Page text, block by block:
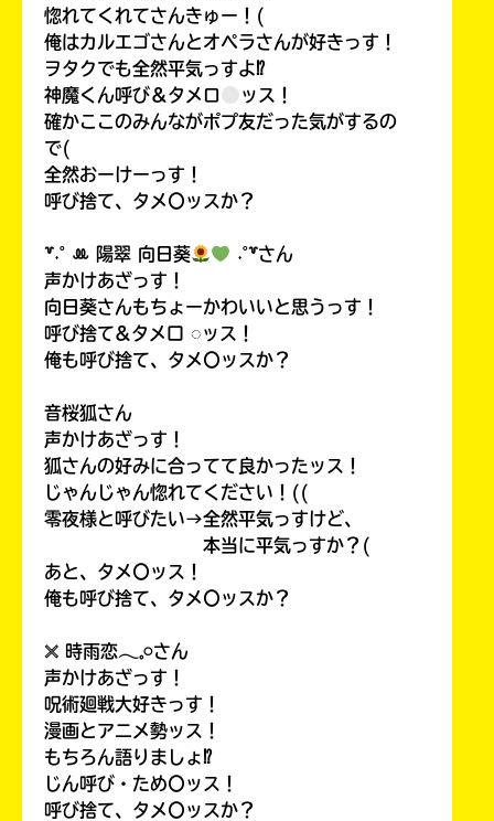
惚れてくれてさんきゅー！(
俺はカルエゴさんとオペラさんが好きっす！
ヲタクでも全然平気っすよ⁉
神魔くん呼び＆タメロ
ッス！
確かここのみんながポプ友だった気がするの
で(
全然おーけーっす！
呼び捨て、タメ〇ッスか？
꒷˖˚ ꔛ‬ 陽翠 向日葵
˖˚꒷さん
声かけあざっす！
向日葵さんもちょーかわいいと思うっす！
呼び捨て&タメ口 ◌ッス！
俺も呼び捨て、タメ〇ッスか？
音桜狐さん
声かけあざっす！
狐さんの好みに合ってて良かったッス！
じゃんじゃん惚れてください！((
零夜様と呼びたい→全然平気っすけど、
本当に平気っすか？(
あと、タメ〇ッス！
俺も呼び捨て、タメ〇ッスか？
𓏴 時雨恋𓂃𓈒𓏸さん
声かけあざっす！
呪術廻戦大好きっす！
漫画とアニメ勢ッス！
もちろん語りましょ⁉
じん呼び・ため〇ッス！
呼び捨て、タメ〇ッスか？